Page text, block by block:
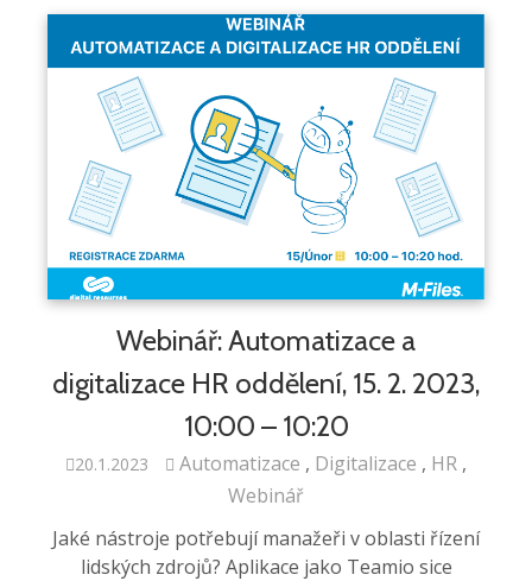
Webinář: Automatizace a
digitalizace HR oddělení, 15. 2. 2023,
10:00 – 10:20
20.1.2023 Automatizace Digitalizace
HR
Webinář
Jaké nástroje potřebují manažeři v oblasti řízení
lidských zdrojů? Aplikace jako Teamio sice